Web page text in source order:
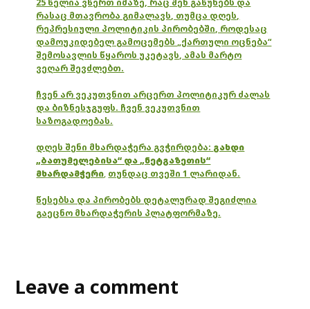
25 წელია ვწერთ იმაზე, რაც შენ გაწუხებს და
რასაც მთავრობა გიმალავს, თუმცა დღეს,
რეპრესიული პოლიტიკის პირობებში, როდესაც
დამოუკიდებელ გამოცემებს „ქართული ოცნება“
შემოსავლის წყაროს უკეტავს, ამას მარტო
ვეღარ შევძლებთ.
ჩვენ არ ვეკუთვნით არცერთ პოლიტიკურ ძალას
და ბიზნესჯგუფს. ჩვენ ვეკუთვნით
საზოგადოებას.
დღეს შენი მხარდაჭერა გვჭირდება: გახდი
„ბათუმელებისა“ და „ნეტგაზეთის“
მხარდამჭერი, თუნდაც თვეში 1 ლარიდან.
წესებსა და პირობებს დეტალურად შეგიძლია
გაეცნო მხარდაჭერის პლატფორმაზე.
Leave a comment